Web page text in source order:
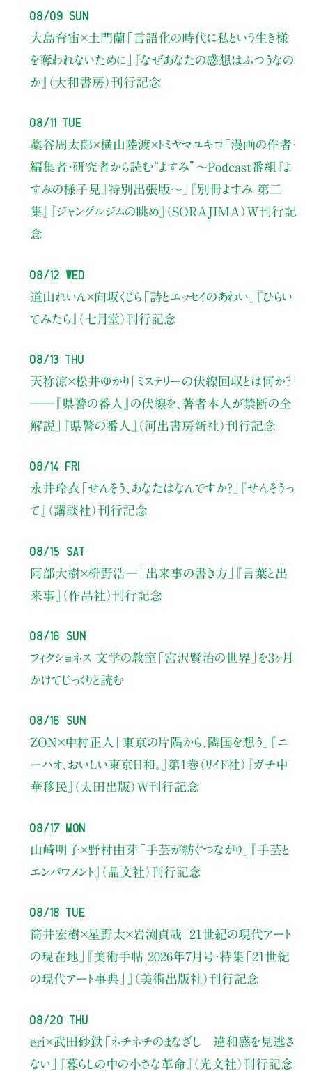
08/09 Sun
大島育宙×土門蘭 「言語化の時代に私という生き様
を奪われないために」
『なぜあなたの感想はふつうなの
か』（大和書房）刊行記念
08/11 Tue
藁谷周太郎×横山陸渡×トミヤマユキコ「漫画の作者・
編集者・研究者から読む“よすみ” 〜Podcast番組『よ
すみの様子見』特別出張版〜」
『別冊よすみ 第二
集』『ジャングルジムの眺め』（SORAJIMA）W刊行記
念
08/12 Wed
道山れいん×向坂くじら 「詩とエッセイのあわい」
『ひらい
てみたら』（七月堂）刊行記念
08/13 Thu
天祢涼×松井ゆかり 「ミステリーの伏線回収とは何か？
――『県警の番人』の伏線を、著者本人が禁断の全
解説」
『県警の番人』（河出書房新社）刊行記念
08/14 Fri
永井玲衣 「せんそう、あなたはなんですか？」
『せんそうっ
て』（講談社）刊行記念
08/15 Sat
阿部大樹×枡野浩一 「出来事の書き方」
『言葉と出
来事』（作品社）刊行記念
08/16 Sun
フィクショネス 文学の教室 「宮沢賢治の世界」を3ヶ月
かけてじっくりと読む
08/16 Sun
ZON×中村正人 「東京の片隅から、隣国を想う」
『ニ
ーハオ、おいしい東京日和。』第1巻（リイド社）
『ガチ中
華移民』（太田出版）W刊行記念
08/17 Mon
山崎明子×野村由芽 「手芸が紡ぐつながり」
『手芸と
エンパワメント』（晶文社）刊行記念
08/18 Tue
筒井宏樹×星野太×岩渕貞哉 「21世紀の現代アート
の現在地」
『美術手帖 2026年7月号・特集「21世紀
の現代アート事典」』（美術出版社）刊行記念
08/20 Thu
eri×武田砂鉄「ネチネチのまなざし 違和感を見逃さ
ない」
『暮らしの中の小さな革命』（光文社）刊行記念